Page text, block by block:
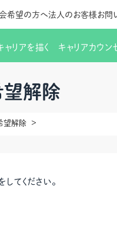
希望の方へ法人のお客様お問
ャリアを描く キャリアカウン
解除
望解除
てください。